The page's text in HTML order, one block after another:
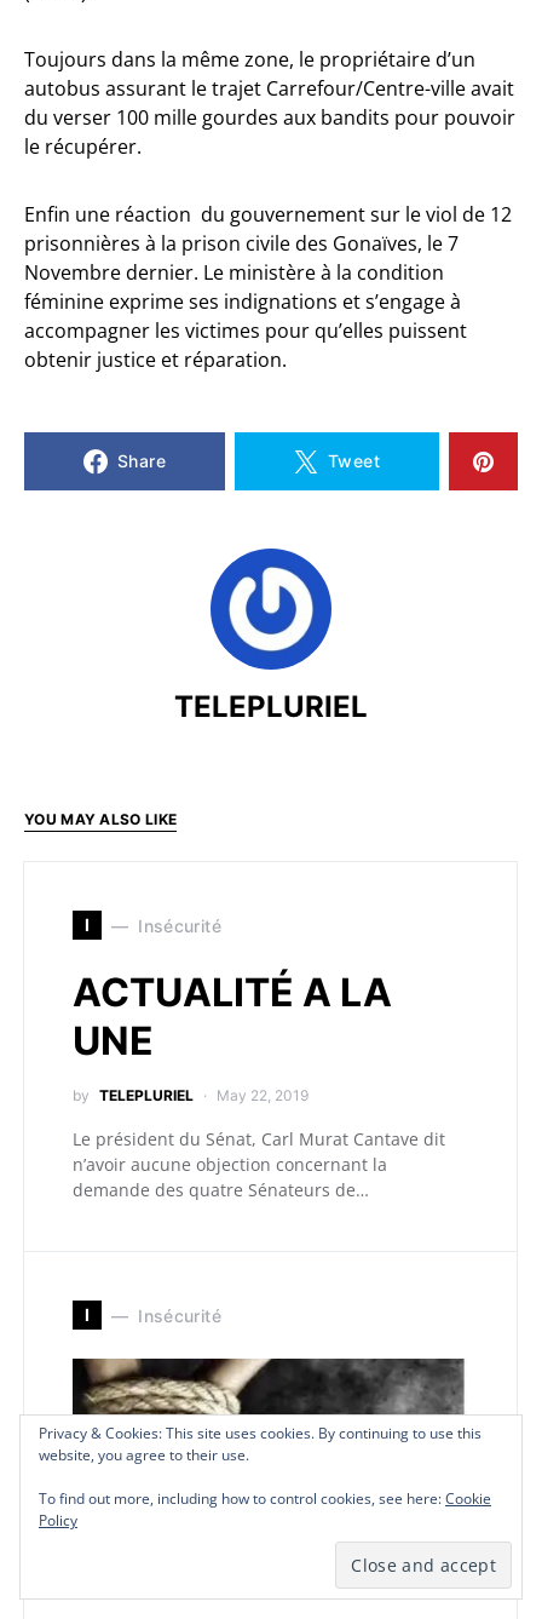
Privacy & Cookies: This site uses cookies. By continuing to use this
website, you agree to their use.
To find out more, including how to control cookies, see here:Cookie
Policy
Toujours dans la même zone, le propriétaire d’un
autobus assurant le trajet Carrefour/Centre-ville avait
du verser 100 mille gourdes aux bandits pour pouvoir
le récupérer.
Enfin une réaction du gouvernement sur le viol de 12
prisonnières à la prison civile des Gonaïves, le 7
Novembre dernier. Le ministère à la condition
féminine exprime ses indignations et s’engage à
accompagner les victimes pour qu’elles puissent
obtenir justice et réparation.
Share Tweet
TELEPLURIEL
YOU MAY ALSO LIKE
I Insécurité
ACTUALITÉ A LA
UNE
by TELEPLURIEL May 22, 2019
Le président du Sénat, Carl Murat Cantave dit
n’avoir aucune objection concernant la
demande des quatre Sénateurs de…
I Insécurité
Privacy & Cookies: This site uses cookies. By continuing to use this
website, you agree to their use.
To find out more, including how to control cookies, see here:Cookie
Policy
Privacy & Cookies: This site uses cookies. By continuing to use this
website, you agree to their use.
To find out more, including how to control cookies, see here:Cookie
Policy